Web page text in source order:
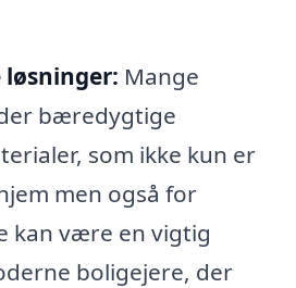
Mange
bæredygtige
som ikke kun er
men også for
kan være en vigtig
boligejere, der